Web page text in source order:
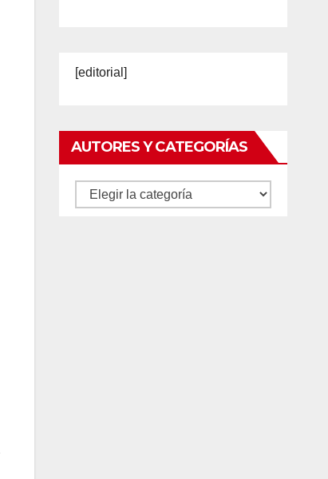
[editorial]
AUTORES Y CATEGORÍAS
Autores